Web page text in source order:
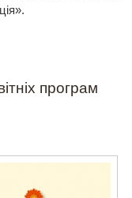
програм